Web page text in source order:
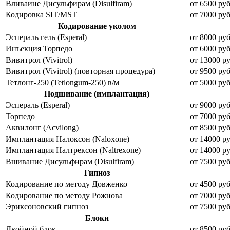
Вливаине Дисульфирам (Disulfiram)
от 6500
Кодировка SIT/MST
от 7000
Кодирование уколом
Эспераль гель (Esperal)
от 8000
Инъекция Торпедо
от 6000
Вивитрол (Vivitrol)
от 13000
Вивитрол (Vivitrol) (повторная процедура)
от 9500
Тетлонг-250 (Tetlongum-250) в/м
от 5000
Подшивание (имплантация)
Эспераль (Esperal)
от 9000
Торпедо
от 7000
Аквилонг (Acvilong)
от 8500
Имплантация Налоксон (Naloxone)
от 14000
Имплантация Налтрексон (Naltrexone)
от 14000
Вшивание Дисульфирам (Disulfiram)
от 7500
Гипноз
Кодирование по методу Довженко
от 4500
Кодирование по методу Рожнова
от 7000
Эриксоновский гипноз
от 7500
Блоки